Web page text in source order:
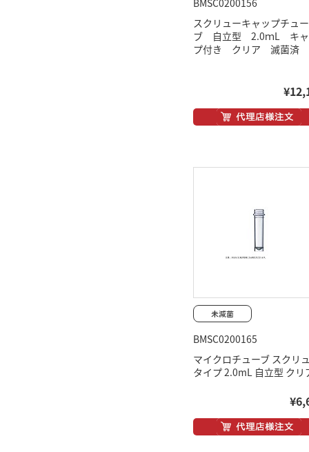
BMSC0200156
スクリューキャップチュー
ブ 自立型 2.0ｍL キ
プ付き クリア 滅菌済
BMSC0200165
マイクロチューブ スクリ
タイプ 2.0mL 自立型 クリ